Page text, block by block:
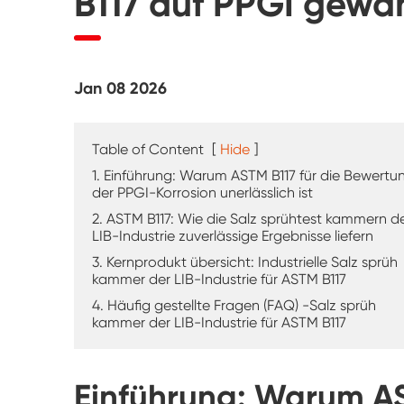
UV-Verwitterung tester
Begehbare Kammer
Spezielle Test kammer
IP-Test geräte
Jan 08 2026
Table of Content [ Hide ]
1. Einführung: Warum ASTM B117 für die
der PPGI-Korrosion unerlässlich ist
2. ASTM B117: Wie die Salz sprühtest kammern
LIB-Industrie zuverlässige Ergebnisse liefern
3. Kernprodukt übersicht: Industrielle Salz sprüh
kammer der LIB-Industrie für ASTM B117
4. Häufig gestellte Fragen (FAQ) -Salz sprüh
kammer der LIB-Industrie für ASTM B117